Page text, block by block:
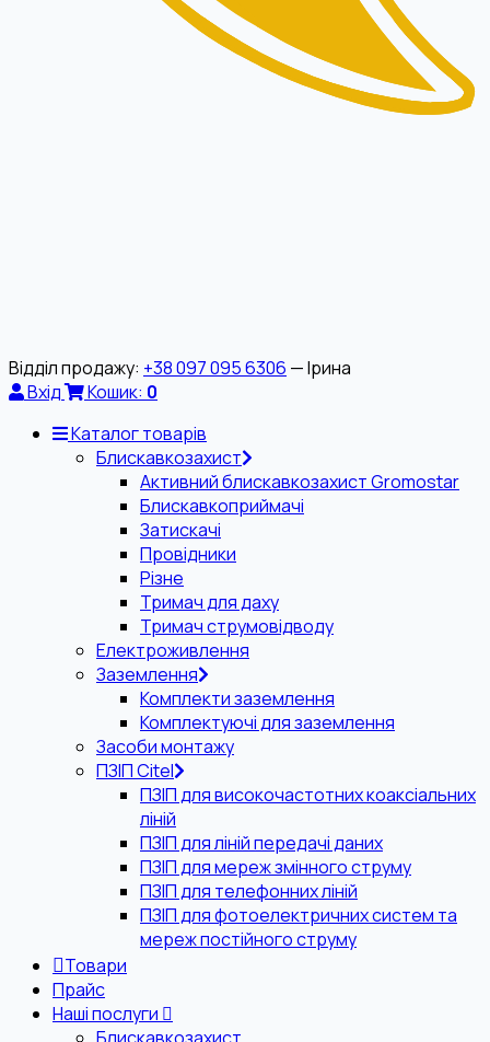
Відділ продажу: +38 097 095 6306 — Ірина
Вхід
Кошик: 0
Каталог товарів
Блискавкозахист
Активний блискавкозахист Gromostar
Блискавкоприймачі
Затискачі
Провідники
Різне
Тримач для даху
Тримач струмовідводу
Електроживлення
Заземлення
Комплекти заземлення
Комплектуючі для заземлення
Засоби монтажу
ПЗІП Citel
ПЗІП для високочастотних коаксіальних
ліній
ПЗІП для ліній передачі даних
ПЗІП для мереж змінного струму
ПЗІП для телефонних ліній
ПЗІП для фотоелектричних систем та
мереж постійного струму
Товари
Прайс
Наші послуги